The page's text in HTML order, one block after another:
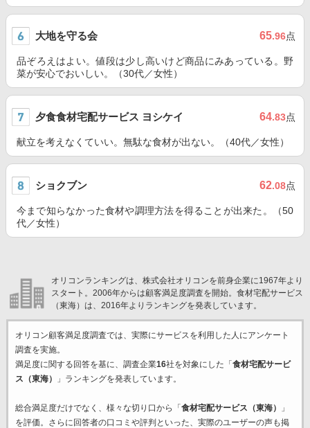
大地を守る会 65.96点
品ぞろえはよい。値段は少し高いけど商品にみあっている。野
菜が安心でおいしい。（30代／女性）
夕食食材宅配サービス ヨシケイ 64.83点
献立を考えなくていい。無駄な食材が出ない。（40代／女性）
ショクブン 62.08点
今まで知らなかった食材や調理方法を得ることが出来た。（50
代／女性）
オリコンランキングは、株式会社オリコンを前身企業に1967年より
スタート。2006年からは顧客満足度調査を開始。食材宅配サービス
（東海）は、2016年よりランキングを発表しています。
オリコン顧客満足度調査では、実際にサービスを利用した 人にアンケート
調査を実施。
満足度に関する回答を基に、調査企業16社を対象にした「 食材宅配サービ
ス（東海）
」ランキングを発表しています。
総合満足度だけでなく、様々な切り口から「 食材宅配サービス（東海）
」
を評価。さらに回答者の口コミや評判といった、実際のユーザーの声も掲